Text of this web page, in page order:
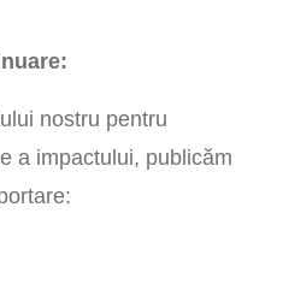
nostru pentru
a impactului, publicăm